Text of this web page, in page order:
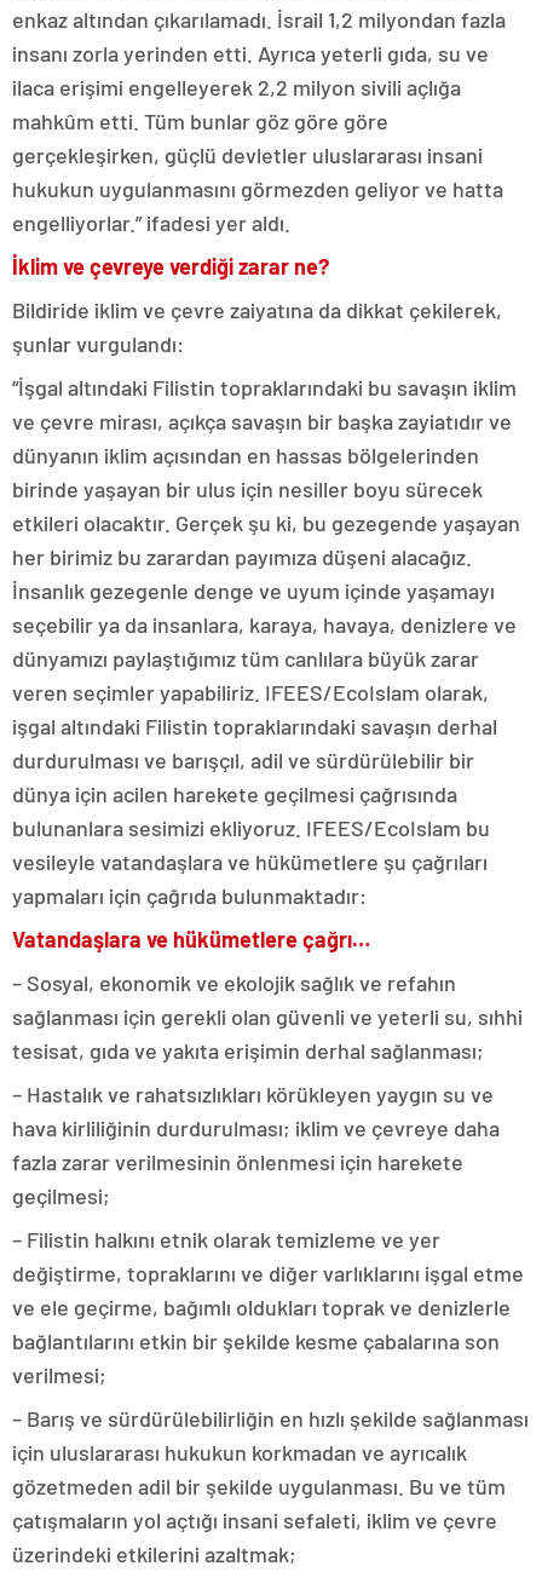
enkaz altından çıkarılamadı. İsrail 1,2 milyondan fazla
insanı zorla yerinden etti. Ayrıca yeterli gıda, su ve
ilaca erişimi engelleyerek 2,2 milyon sivili açlığa
mahkûm etti. Tüm bunlar göz göre göre
gerçekleşirken, güçlü devletler uluslararası insani
hukukun uygulanmasını görmezden geliyor ve hatta
engelliyorlar.” ifadesi yer aldı.
İklim ve çevreye verdiği zarar ne?
Bildiride iklim ve çevre zaiyatına da dikkat çekilerek,
şunlar vurgulandı:
“İşgal altındaki Filistin topraklarındaki bu savaşın iklim
ve çevre mirası, açıkça savaşın bir başka zayiatıdır ve
dünyanın iklim açısından en hassas bölgelerinden
birinde yaşayan bir ulus için nesiller boyu sürecek
etkileri olacaktır. Gerçek şu ki, bu gezegende yaşayan
her birimiz bu zarardan payımıza düşeni alacağız.
İnsanlık gezegenle denge ve uyum içinde yaşamayı
seçebilir ya da insanlara, karaya, havaya, denizlere ve
dünyamızı paylaştığımız tüm canlılara büyük zarar
veren seçimler yapabiliriz. IFEES/EcoIslam olarak,
işgal altındaki Filistin topraklarındaki savaşın derhal
durdurulması ve barışçıl, adil ve sürdürülebilir bir
dünya için acilen harekete geçilmesi çağrısında
bulunanlara sesimizi ekliyoruz. IFEES/EcoIslam bu
vesileyle vatandaşlara ve hükümetlere şu çağrıları
yapmaları için çağrıda bulunmaktadır:
Vatandaşlara ve hükümetlere çağrı…
– Sosyal, ekonomik ve ekolojik sağlık ve refahın
sağlanması için gerekli olan güvenli ve yeterli su, sıhhi
tesisat, gıda ve yakıta erişimin derhal sağlanması;
– Hastalık ve rahatsızlıkları körükleyen yaygın su ve
hava kirliliğinin durdurulması; iklim ve çevreye daha
fazla zarar verilmesinin önlenmesi için harekete
geçilmesi;
– Filistin halkını etnik olarak temizleme ve yer
değiştirme, topraklarını ve diğer varlıklarını işgal etme
ve ele geçirme, bağımlı oldukları toprak ve denizlerle
bağlantılarını etkin bir şekilde kesme çabalarına son
verilmesi;
– Barış ve sürdürülebilirliğin en hızlı şekilde sağlanması
için uluslararası hukukun korkmadan ve ayrıcalık
gözetmeden adil bir şekilde uygulanması. Bu ve tüm
çatışmaların yol açtığı insani sefaleti, iklim ve çevre
üzerindeki etkilerini azaltmak;